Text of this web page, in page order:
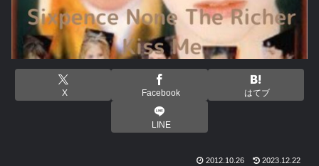
X Facebook はてブ
LINE
2012.10.26 2023.12.22